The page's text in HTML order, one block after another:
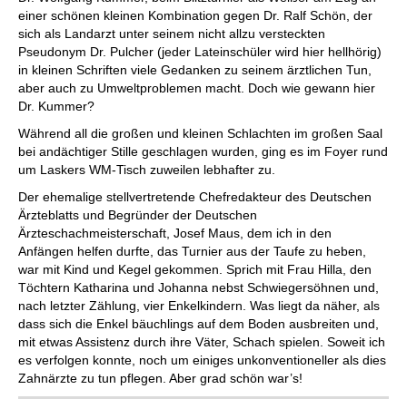
einer schönen kleinen Kombination gegen Dr. Ralf Schön, der
sich als Landarzt unter seinem nicht allzu versteckten
Pseudonym Dr. Pulcher (jeder Lateinschüler wird hier hellhörig)
in kleinen Schriften viele Gedanken zu seinem ärztlichen Tun,
aber auch zu Umweltproblemen macht. Doch wie gewann hier
Dr. Kummer?
Während all die großen und kleinen Schlachten im großen Saal
bei andächtiger Stille geschlagen wurden, ging es im Foyer rund
um Laskers WM-Tisch zuweilen lebhafter zu.
Der ehemalige stellvertretende Chefredakteur des Deutschen
Ärzteblatts und Begründer der Deutschen
Ärzteschachmeisterschaft, Josef Maus, dem ich in den
Anfängen helfen durfte, das Turnier aus der Taufe zu heben,
war mit Kind und Kegel gekommen. Sprich mit Frau Hilla, den
Töchtern Katharina und Johanna nebst Schwiegersöhnen und,
nach letzter Zählung, vier Enkelkindern. Was liegt da näher, als
dass sich die Enkel bäuchlings auf dem Boden ausbreiten und,
mit etwas Assistenz durch ihre Väter, Schach spielen. Soweit ich
es verfolgen konnte, noch um einiges unkonventioneller als dies
Zahnärzte zu tun pflegen. Aber grad schön war’s!